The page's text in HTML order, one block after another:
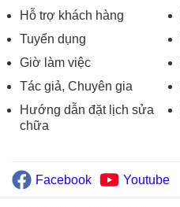
Hỗ trợ khách hàng
Tuyển dụng
Giờ làm việc
Tác giả, Chuyên gia
Hướng dẫn đặt lịch sửa
chữa
Facebook Youtube